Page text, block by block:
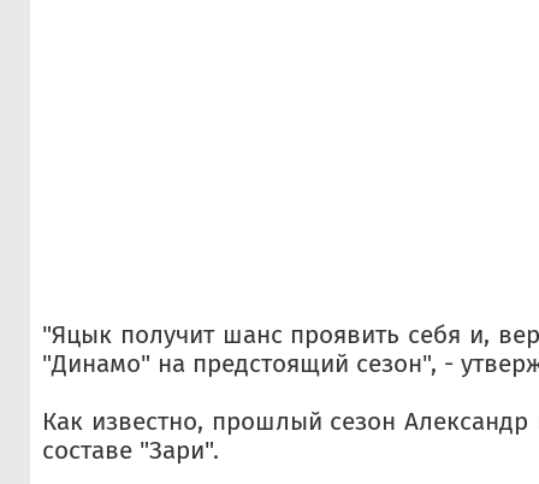
"Яцык получит шанс проявить себя и,
"Динамо" на предстоящий сезон", -
Как известно, прошлый сезон
составе "Зари".